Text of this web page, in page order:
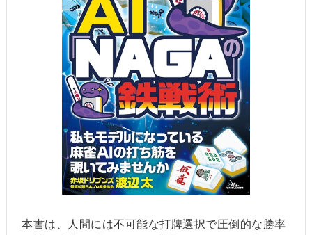
本書は、人間には不可能な打牌選択で圧倒的な勝率